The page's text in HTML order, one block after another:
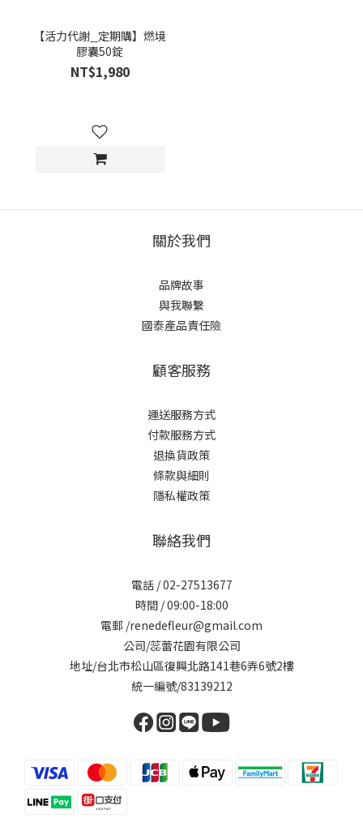
【活力代謝ˍˍ定期購】燃境
膠囊50錠
NT$1,980
關於我們
品牌故事
與我聯繫
國泰產品責任險
顧客服務
運送服務方式
付款服務方式
退換貨政策
條款與細則
隱私權政策
聯絡我們
電話 / 02-27513677
時間 / 09:00-18:00
電郵 /renedefleur@gmail.com
公司/蕊蕾花園有限公司
地址/台北市松山區復興北路141巷6弄6號2樓
統一編號/83139212